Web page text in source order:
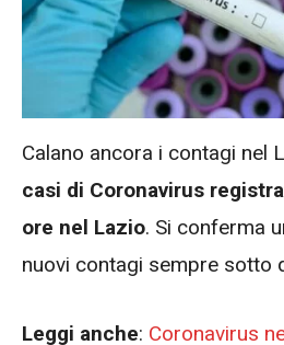
Calano ancora i contagi nel
casi di Coronavirus
ore nel Lazio. Si conferma
nuovi contagi sempre sotto
Leggi anche: Coronavirus